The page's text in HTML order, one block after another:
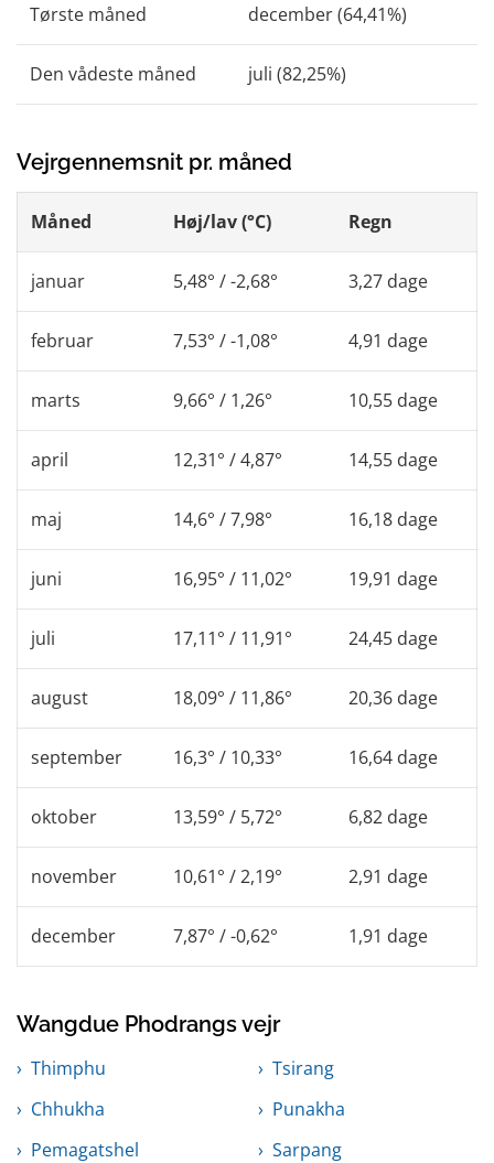
Tørste måned december (64,41%)
Den vådeste måned juli (82,25%)
Vejrgennemsnit pr. måned
Måned Høj/lav (°C) Regn
januar 5,48° / -2,68° 3,27 dage
februar 7,53° / -1,08° 4,91 dage
marts 9,66° / 1,26° 10,55 dage
april 12,31° / 4,87° 14,55 dage
maj 14,6° / 7,98° 16,18 dage
juni 16,95° / 11,02° 19,91 dage
juli 17,11° / 11,91° 24,45 dage
august 18,09° / 11,86° 20,36 dage
september 16,3° / 10,33° 16,64 dage
oktober 13,59° / 5,72° 6,82 dage
november 10,61° / 2,19° 2,91 dage
december 7,87° / -0,62° 1,91 dage
Wangdue Phodrangs vejr
Thimphu
Tsirang
Chhukha
Punakha
Pemagatshel
Sarpang